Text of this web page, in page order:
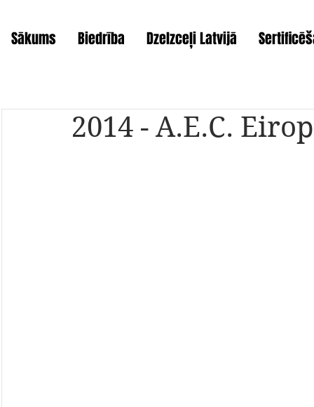
Sākums Biedrība Dzelzceļi Latvijā
2014 - A.E.C.